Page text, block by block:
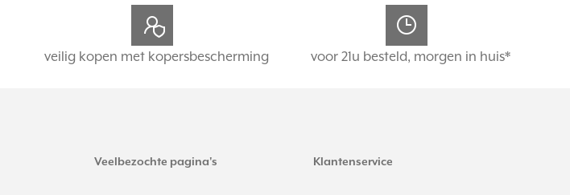
veilig kopen met kopersbescherming voor 21u besteld, morgen in huis*
Veelbezochte pagina's Klantenservice